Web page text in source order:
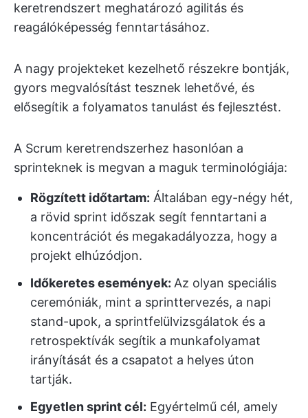
keretrendszert meghatározó agilitás és
reagálóképesség fenntartásához.
A nagy projekteket kezelhető részekre bontják,
gyors megvalósítást tesznek lehetővé, és
elősegítik a folyamatos tanulást és fejlesztést.
A Scrum keretrendszerhez hasonlóan a
sprinteknek is megvan a maguk terminológiája:
Rögzített időtartam: Általában egy-négy hét,
a rövid sprint időszak segít fenntartani a
koncentrációt és megakadályozza, hogy a
projekt elhúzódjon.
Időkeretes események: Az olyan speciális
ceremóniák, mint a sprinttervezés, a napi
stand-upok, a sprintfelülvizsgálatok és a
retrospektívák segítik a munkafolyamat
irányítását és a csapatot a helyes úton
tartják.
Egyetlen sprint cél: Egyértelmű cél, amely